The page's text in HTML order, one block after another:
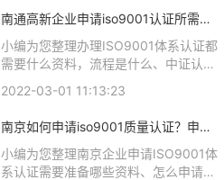
哪些呢、请问哪为知道ISO9000或
iso9001质量的具体内容、 ISO9000
标准是什么内容相关iso体系认证知
识，详情可查看下方正文！
南通高新企业申请iso9001认证所需准
备的资料
小编为您整理办理ISO9001体系认证都
需要什么资料，流程是什么、中证认证
业通过ISO9001认证没有、每个企业执
行的标准是一样的吗?.ISO9000与
ISO9001认证是什么关系、ISO9001
认证五大部份是指相关iso体系认证知
识，详情可查看下方正文！
2022-03-01 11:13:23
南京如何申请iso9001质量认证？申请
iso9001认证的过程
小编为您整理南京企业申请ISO9001体
系认证需要准备哪些资料、怎么申请办